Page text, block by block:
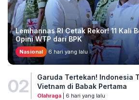
Lemhannas RI Cetak Rekor! 11 Kali
Opini WTP dari BPK
Nasional 6 hari yang lalu
02
Garuda Tertekan! Indonesia
Vietnam di Babak Pertama
Olahraga| 6 hari yang lalu